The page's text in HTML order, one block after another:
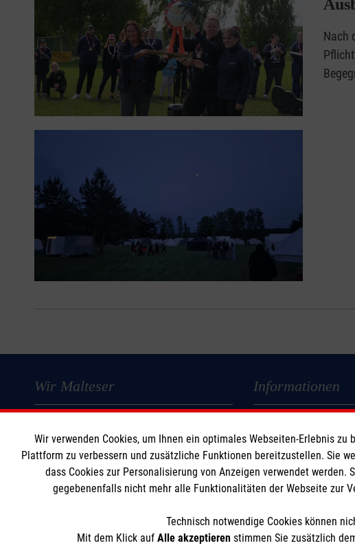
Nach
Wir Malteser
Angebote
Wir Malteser
Informationen
Impressum
Barrierefreiheit
Wir verwenden Cookies, um Ihnen ein optimales Webseiten-Erlebnis
Plattform zu verbessern und zusätzliche Funktionen bereitzustellen. Sie
dass Cookies zur Personalisierung von Anzeigen verwendet
gegebenenfalls nicht mehr alle Funktionalitäten der Webseite zur
Technisch notwendige Cookies können
Mit dem Klick auf Alle akzeptieren stimmen Sie zusätzlich